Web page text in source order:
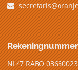
Rekeningnummer
NL47 RABO